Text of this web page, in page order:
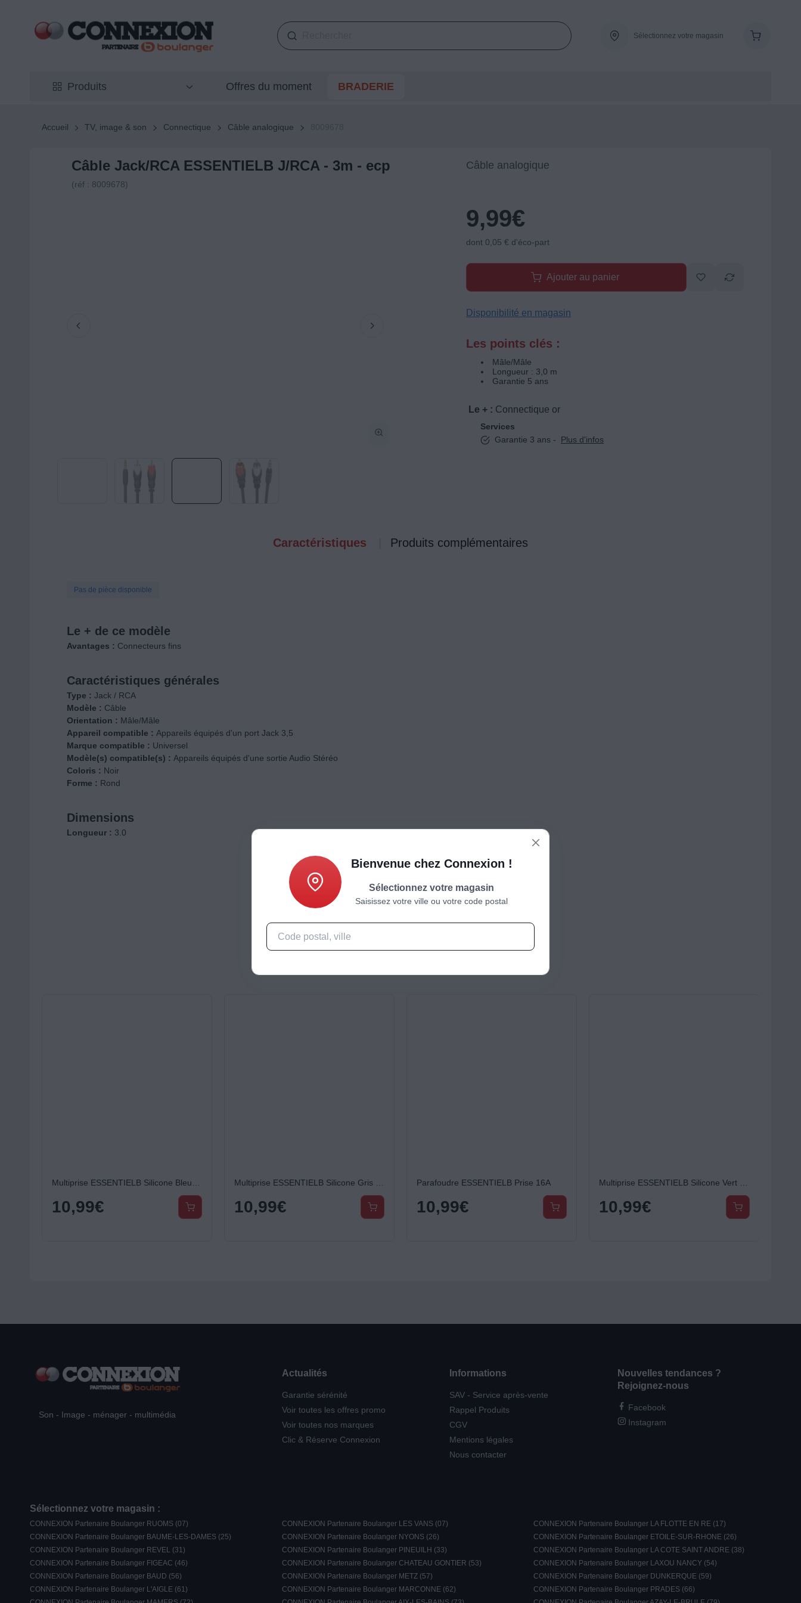
Sélectionnez votre magasin
Produits Offres du moment BRADERIE
Accueil TV, image & son Connectique Câble analogique
Câble Jack/RCA ESSENTIELB J/RCA - 3m - ecp
(réf : 8009678)
Câble analogique
9,99€
dont 0,05 € d'éco-part
Ajouter au panier
Disponibilité en magasin
Les points clés :
Mâle/Mâle
Longueur : 3,0 m
Garantie 5 ans
Le + : Connectique or
Services
Garantie 3 ans -
Plus d'infos
Caractéristiques Produits complémentaires
Pas de pièce disponible
Le + de ce modèle
Avantages : Connecteurs fins
Caractéristiques générales
Type : Jack / RCA
Modèle : Câble
Orientation : Mâle/Mâle
Appareil compatible : Appareils équipés d'un port Jack 3,5
Marque compatible : Universel
Modèle(s) compatible(s) : Appareils équipés d'une sortie Audio Stéréo
Coloris : Noir
Forme : Rond
Dimensions
Longueur : 3.0
Caractéristiques
Multiprise ESSENTIELB Silicone Bleu 5 Prises - 16A
10,99€
Multiprise ESSENTIELB Silicone Gris 5 X 16A avec interrupteur
10,99€
Parafoudre ESSENTIELB Prise 16A
10,99€
Multiprise ESSENTIELB Silicone Vert 5 X 16A avec interrupteur
10,99€
Son - Image - ménager - multimédia
Actualités
Garantie sérénité
Voir toutes les offres promo
Voir toutes nos marques
Clic & Réserve Connexion
Informations
SAV - Service après-vente
Rappel Produits
CGV
Mentions légales
Nous contacter
Nouvelles tendances ?
Rejoignez-nous
Facebook
Instagram
Sélectionnez votre magasin :
CONNEXION Partenaire Boulanger RUOMS (07) CONNEXION Partenaire Boulanger LES VANS (07)
CONNEXION Partenaire Boulanger LA FLOTTE EN RE (17)
CONNEXION Partenaire Boulanger BAUME-LES-DAMES (25)
CONNEXION Partenaire Boulanger NYONS (26)
CONNEXION Partenaire Boulanger ETOILE-SUR-RHONE (26)
CONNEXION Partenaire Boulanger REVEL (31)
CONNEXION Partenaire Boulanger PINEUILH (33)
CONNEXION Partenaire Boulanger LA COTE SAINT ANDRE (38)
CONNEXION Partenaire Boulanger FIGEAC (46)
CONNEXION Partenaire Boulanger CHATEAU GONTIER (53)
CONNEXION Partenaire Boulanger LAXOU NANCY (54)
CONNEXION Partenaire Boulanger BAUD (56)
CONNEXION Partenaire Boulanger METZ (57)
CONNEXION Partenaire Boulanger DUNKERQUE (59)
CONNEXION Partenaire Boulanger L'AIGLE (61)
CONNEXION Partenaire Boulanger MARCONNE (62)
CONNEXION Partenaire Boulanger PRADES (66)
Bienvenue chez Connexion !
Sélectionnez votre magasin
Saisissez votre ville ou votre code postal